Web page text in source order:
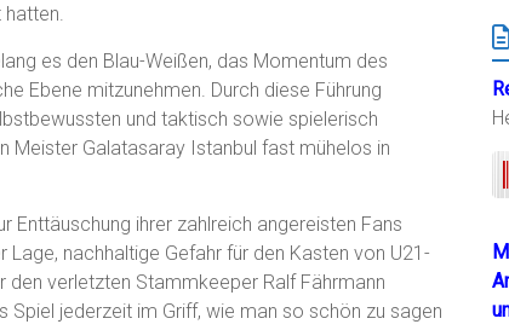
es den Blau-Weißen, das Momentum des
Ebene mitzunehmen. Durch diese Führung
und taktisch sowie spielerisch
Meister Galatasaray Istanbul fast mühelos in
Enttäuschung ihrer zahlreich angereisten Fans
nachhaltige Gefahr für den Kasten von U21-
den verletzten Stammkeeper Ralf Fährmann
jederzeit im Griff, wie man so schön zu sagen